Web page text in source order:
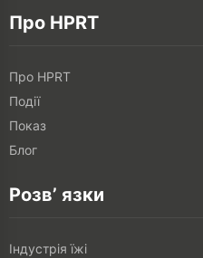
Про HPRT
Про HPRT
Події
Показ
Блог
Розв’ язки
Індустрія їжі